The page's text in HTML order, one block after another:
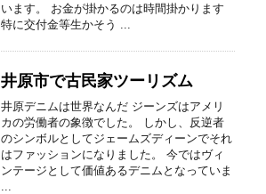
います。 お金が掛かるのは時間掛かります
特に交付金等生かそう ...
井原市で古民家ツーリズム
井原デニムは世界なんだ ジーンズはアメリ
カの労働者の象徴でした。 しかし、反逆者
のシンボルとしてジェームズディーンでそれ
はファッションになりました。 今ではヴィ
ンテージとして価値あるデニムとなっていま
...